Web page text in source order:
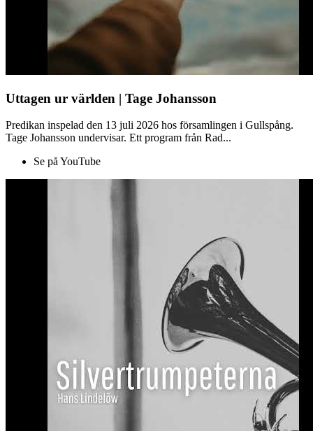
Uttagen ur världen | Tage Johansson
Predikan inspelad den 13 juli 2026 hos församlingen i Gullspång.
Tage Johansson undervisar. Ett program från Rad...
Se på YouTube